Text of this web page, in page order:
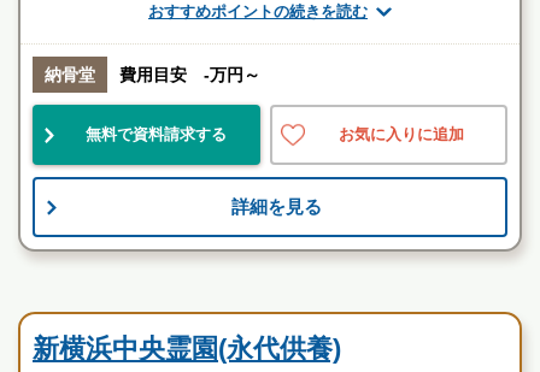
おすすめポイントの続きを読む
スタッフのメッセージ
大口駅
便利
霊園墓地のプロフェッショナルが無料でご案内いたしま
納骨堂 費用目安 -万円～
無料で資料請求する お気に入りに追加
詳細を見る
新横浜中央霊園(永代供養)